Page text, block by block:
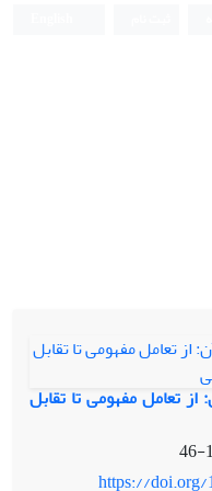
تعامل مفهومی تا تقابل
https://doi.org/